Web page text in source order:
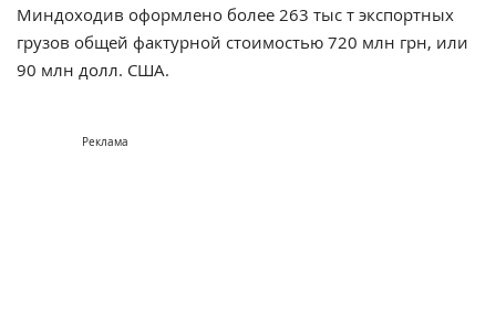
Миндоходив оформлено более 263 тыс т экспортных
грузов общей фактурной стоимостью 720 млн грн, или
90 млн долл. США.
Реклама